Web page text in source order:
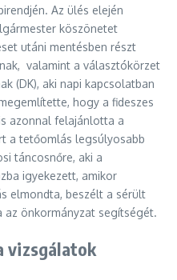
Az ülés elején
köszönetet
utáni mentésben részt
valamint a választókörzet
(DK), aki napi kapcsolatban
hogy a fideszes
azonnal felajánlotta a
a tetőomlás legsúlyosabb
táncosnőre, aki a
igyekezett, amikor
elmondta, beszélt a sérült
az önkormányzat segítségét.
vizsgálatok